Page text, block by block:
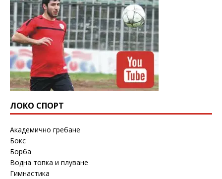
ЛОКО СПОРТ
Академично гребане
Бокс
Борба
Водна топка и плуване
Гимнастика